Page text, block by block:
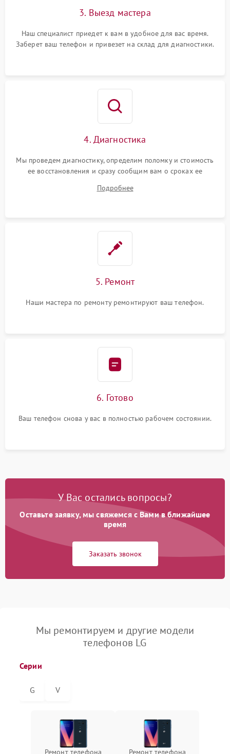
3. Выезд мастера
Наш специалист приедет к вам в удобное для вас время.
Заберет ваш телефон и привезет на склад для диагностики.
4. Диагностика
Мы проведем диагностику, определим поломку и стоимость
ее восстановления и сразу сообщим вам о сроках ее
Подробнее
5. Ремонт
Наши мастера по ремонту ремонтируют ваш телефон.
6. Готово
Ваш телефон снова у вас в полностью рабочем состоянии.
У Вас остались вопросы?
Оставьте заявку, мы свяжемся с Вами в ближайшее
время
Заказать звонок
Мы ремонтируем и другие модели
телефонов LG
Серии
G V
Ремонт телефона Ремонт телефона